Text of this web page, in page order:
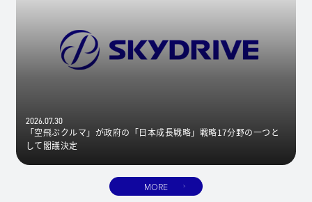
2026.07.30
「空飛ぶクルマ」が政府の「日本成長戦略」戦略17分野の一つと
して閣議決定
MORE